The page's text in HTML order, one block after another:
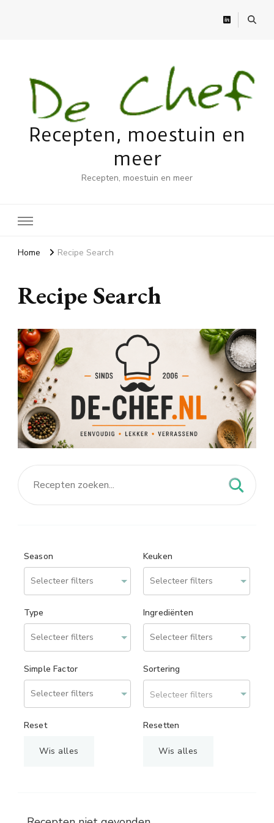
Recepten, moestuin en
meer
Recepten, moestuin en meer
Home Recipe Search
Recipe Search
Season Keuken
Type Ingrediënten
Simple Factor Sortering
Selecteer filters
Reset
Wis alles
Resetten
Wis alles